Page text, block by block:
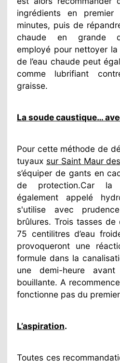
ingrédients en premier
minutes, puis de
chaude en grande
employé pour nettoyer
de l’eau chaude peut
comme lubrifiant
graisse.
La soude caustique…
Pour cette méthode de
tuyaux sur Saint Maur
s’équiper de gants en
de protection.Car la
également appelé
s'utilise avec
brûlures. Trois tasses
75 centilitres d’eau
provoqueront une
formule dans la
une demi-heure
bouillante. A
fonctionne pas du
L’aspiration.
Toutes ces